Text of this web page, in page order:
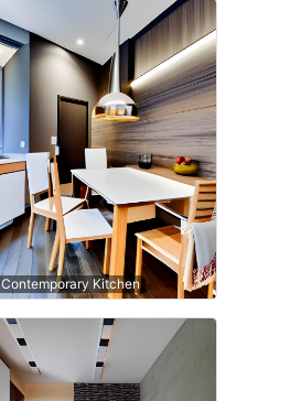
Contemporary Kitchen